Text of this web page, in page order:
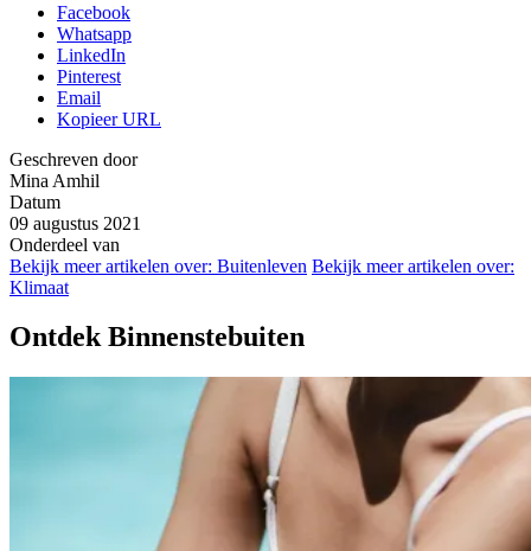
Facebook
Whatsapp
LinkedIn
Pinterest
Email
Kopieer URL
Geschreven door
Mina Amhil
Datum
09 augustus 2021
Onderdeel van
Bekijk meer artikelen over: Buitenleven Bekijk meer artikelen over:
Klimaat
Ontdek Binnenstebuiten